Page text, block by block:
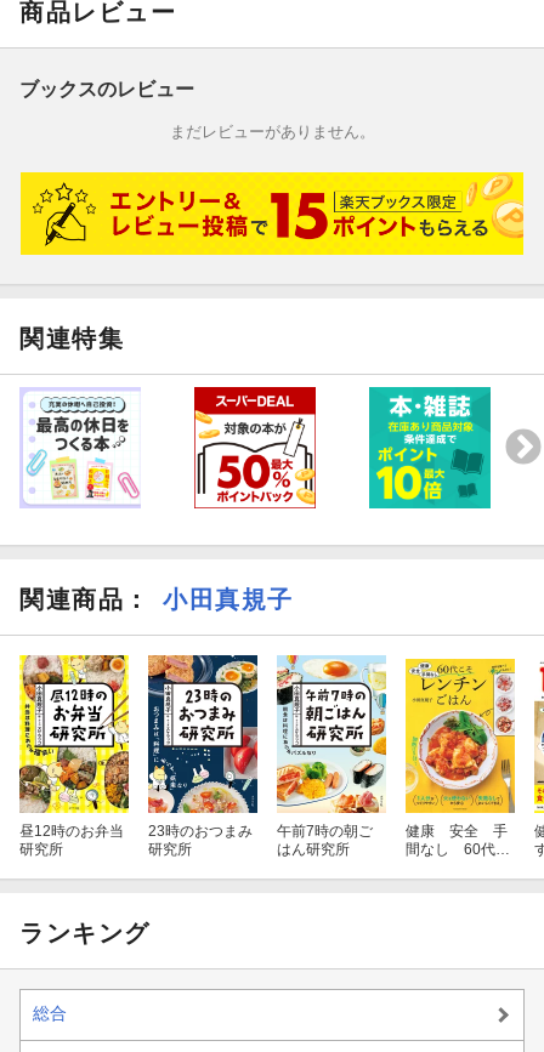
商品レビュー
ブックスのレビュー
まだレビューがありません。
関連特集
関連商品 ： 小田真規子
昼12時のお弁当
研究所
23時のおつまみ
研究所
午前7時の朝ご
はん研究所
健康 安全 手
間なし 60代こ
ランキング
総合